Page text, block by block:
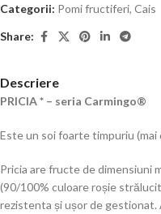
Categorii: Pomi fructiferi, Cais
Share:
Descriere
PRICIA * – seria Carmingo®
Este un soi foarte timpuriu (mai
Pricia are fructe de dimensiuni
(90/100% culoare roșie
rezistenta și ușor de